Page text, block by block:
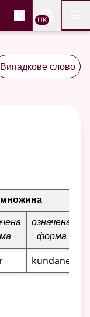
та
UK
Випадкове слово
множина
означена
форма
kundane